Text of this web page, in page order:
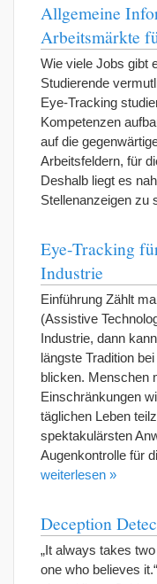
Allgemeine
Arbeitsmärkte
Wie viele Jobs gibt
Studierende
Eye-Tracking
Kompetenzen
auf die
Arbeitsfeldern, für
Deshalb liegt es
Stellenanzeigen zu
Eye-Tracking
Industrie
Einführung Zählt
(Assistive
Industrie, dann
längste Tradition
blicken. Menschen
Einschränkungen
täglichen Leben
spektakulärsten
Augenkontrolle für
weiterlesen »
Deception
„It always takes
one who believes